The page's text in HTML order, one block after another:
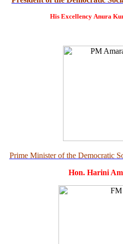
His Excellency Anura
Prime Minister of the Democratic
Hon. Harini